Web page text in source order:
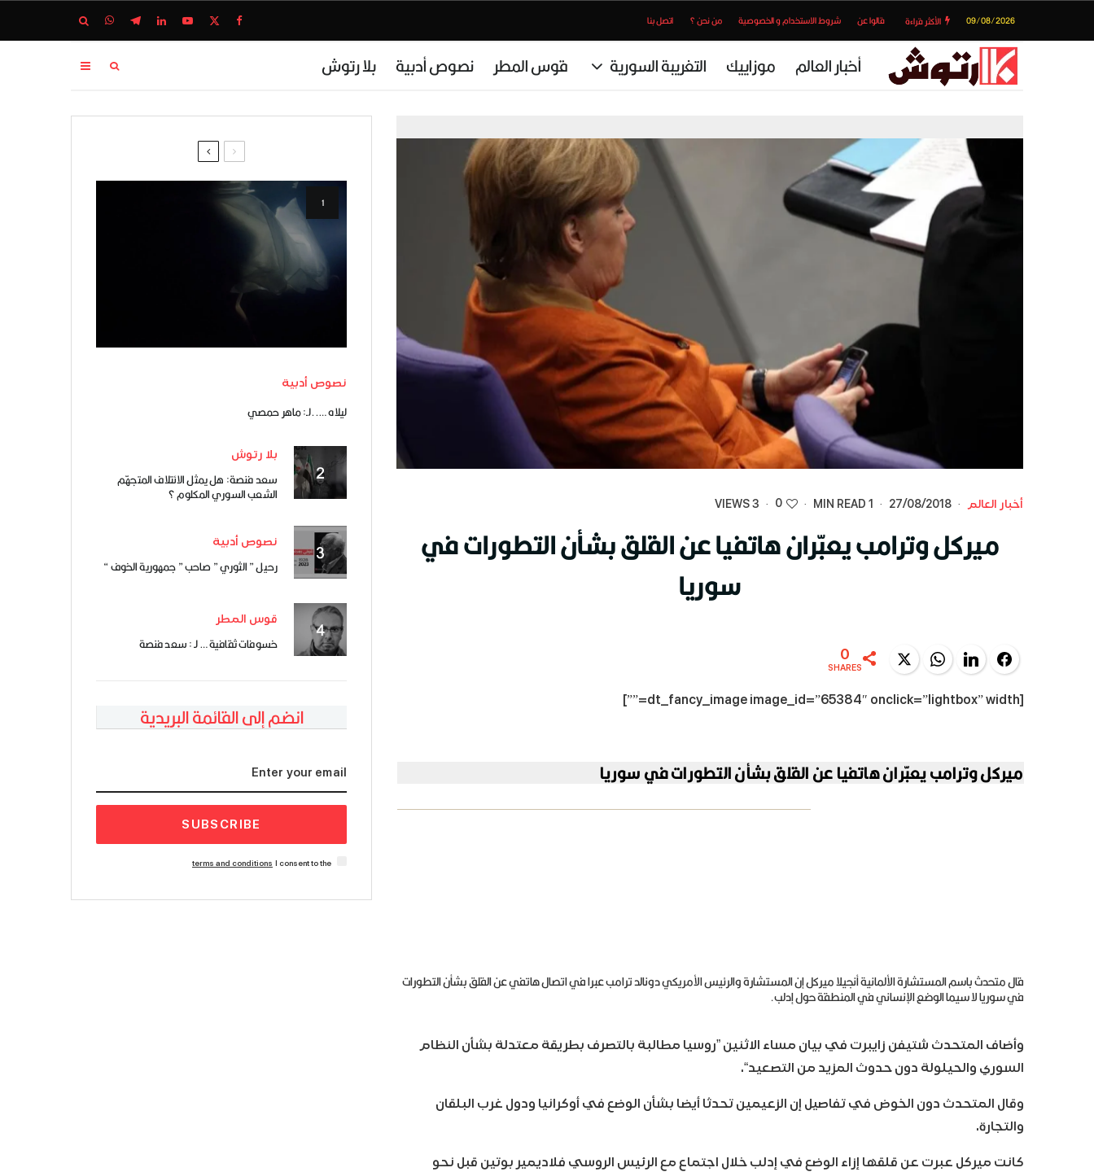
09/08/2026 الأكثر قراءة قالوا عن شروط الاستخدام و الخصوصية من نحن ؟ اتصل بنا
أخبار العالم موزاييك التغريبة السورية قوس المطر نصوص أدبية بلا رتوش
أخبار العالم ·
27/08/2018
·
1 MIN READ
·
0
·
3 VIEWS
ميركل وترامب يعبّران هاتفيا عن القلق بشأن التطورات في
سوريا
Facebook
LinkedIn
WhatsApp
Twitter
0
SHARES
[dt_fancy_image image_id=”65384″ onclick=”lightbox” width=””]
ميركل وترامب يعبّران هاتفيا عن القلق بشأن التطورات في سوريا
قال متحدث باسم المستشارة الألمانية أنجيلا ميركل إن المستشارة والرئيس الأمريكي دونالد ترامب عبرا في اتصال هاتفي عن القلق بشأن التطورات
في سوريا لا سيما الوضع الإنساني في المنطقة حول إدلب.
وأضاف المتحدث شتيفن زايبرت في بيان مساء الاثنين ”روسيا مطالبة بالتصرف بطريقة معتدلة بشأن النظام
السوري والحيلولة دون حدوث المزيد من التصعيد“.
وقال المتحدث دون الخوض في تفاصيل إن الزعيمين تحدثا أيضا بشأن الوضع في أوكرانيا ودول غرب البلقان
والتجارة.
كانت ميركل عبرت عن قلقها إزاء الوضع في إدلب خلال اجتماع مع الرئيس الروسي فلاديمير بوتين قبل نحو
نصوص أدبية
ليلاه …..لـ: ماهر حمصي
بلا رتوش
سعد فنصة: هل يمثل الائتلاف المتجهّم
الشعب السوري المكلوم ؟
نصوص أدبية
رحيل ” الثوري ” صاحب ” جمهورية الخوف “
قوس المطر
خسوفات ثقافية … لـ : سعد فنصة
انضم إلى القائمة البريدية
SUBSCRIBE
I consent to the
terms and conditions